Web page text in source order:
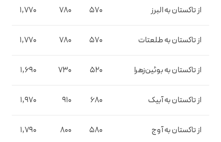
از تاکستان به البرز 570
780
1,770
از تاکستان به طلعتات 570
780
1,770
از تاکستان به بوئین‌زهرا 520
730
1,690
از تاکستان به آبیک 680
910
1,970
از تاکستان به آوج 580
800
1,790